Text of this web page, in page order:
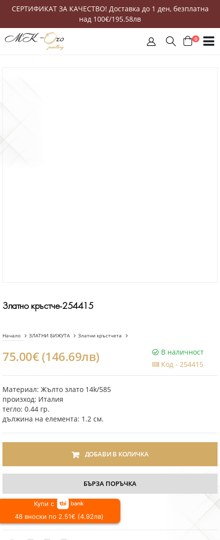
СЕРТИФИКАТ ЗА КАЧЕСТВО! Доставка до 1 ден, безплатна
над 100€/195.58лв
0
Златно кръстче-254415
Начало ЗЛАТНИ БИЖУТА Златни кръстчета
75.00€ (146.69лв)
В наличност
Код -254415
Материал: Жълто злато 14k/585
произход: Италия
тегло: 0.44 гр.
дължина на елемента: 1.2 см.
ДОБАВИ В КОЛИЧКА
БЪРЗА ПОРЪЧКА
Купи с
48 вноски по 2.51€ (4.92лв)